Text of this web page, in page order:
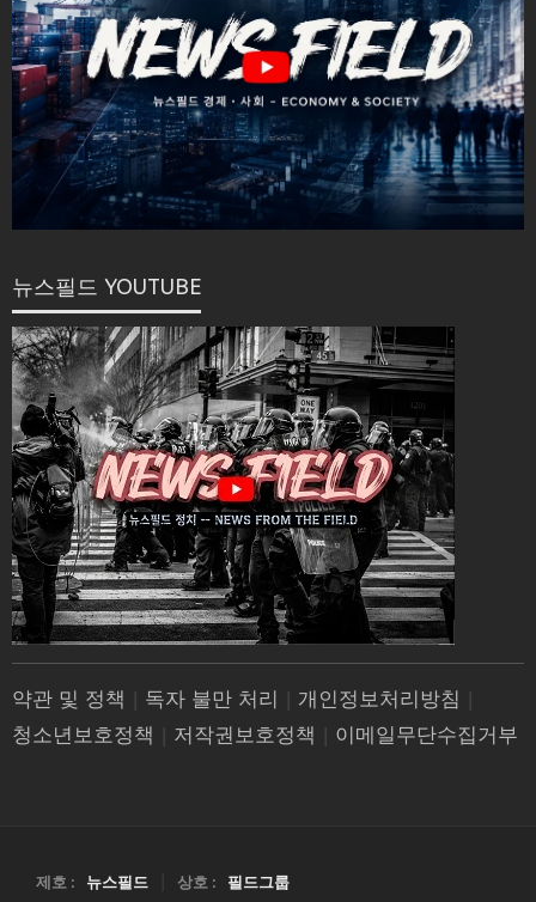
뉴스필드 YOUTUBE
약관 및 정책 독자 불만 처리 개인정보처리방침
청소년보호정책
저작권보호정책 이메일무단수집거부
제호 : 뉴스필드 상호 : 필드그룹